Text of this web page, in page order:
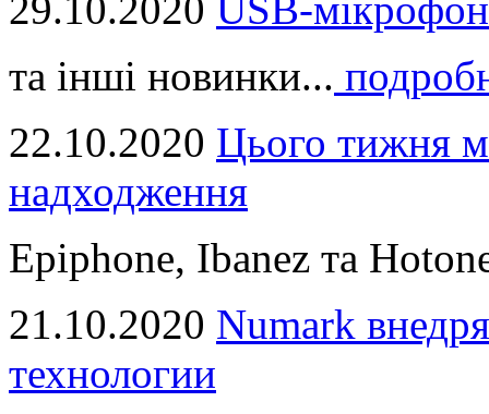
та інші новинки...
22.10.2020 Цього тижня
надходження
Epiphone, Ibanez та
21.10.2020 Numark
технологии